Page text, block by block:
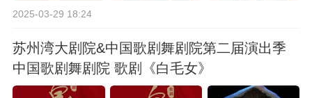
2025-03-29 18:24
苏州湾大剧院&中国歌剧舞剧院第二届演出季
中国歌剧舞剧院 歌剧《白毛女》